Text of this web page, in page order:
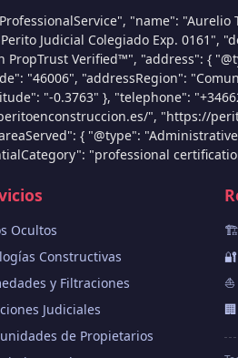
"name":
Judicial Colegiado Exp. 0161",
Verified™", "address": {
"46006", "addressRegion":
"-0.3763" }, "telephone":
", "https://
{ "@type":
"professional
Ocultos
Constructivas
y Filtraciones
Judiciales
de Propietarios
🏗️